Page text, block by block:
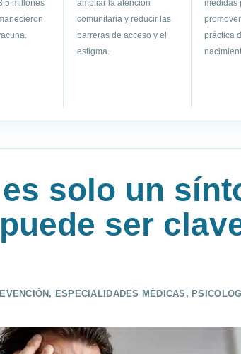
millones
ampliar la atención
comunitaria y reducir las
barreras de acceso y el
estigma.
medidas
práctica
solo un
ser
, ESPECIALIDADES MÉDICAS ,